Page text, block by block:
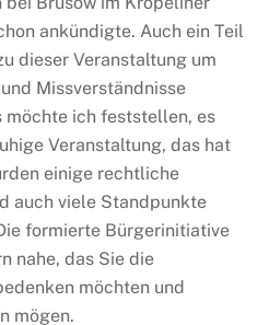
ankündigte. Auch ein Teil
dieser Veranstaltung um
Missverständnisse
möchte ich feststellen, es
Veranstaltung, das hat
einige rechtliche
auch viele Standpunkte
formierte Bürgerinitiative
nahe, das Sie die
möchten und
mögen.